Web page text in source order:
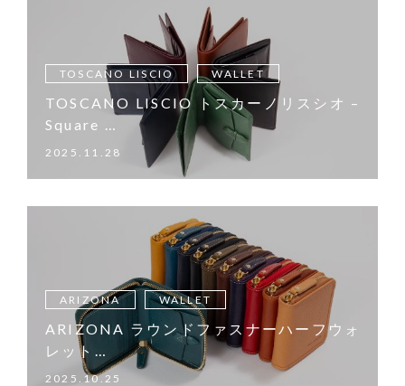
TOSCANO LISCIO WALLET
TOSCANO LISCIO トスカーノリスシオ –
Square …
2025.11.28
ARIZONA WALLET
ARIZONA ラウンドファスナーハーフウォ
レット…
2025.10.25